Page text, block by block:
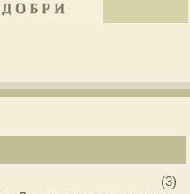
(3)